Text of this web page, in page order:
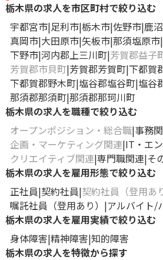
栃木県の求人を市区町村で絞り込む
宇都宮市 足利市 栃木市 佐野市 鹿
真岡市 大田原市 矢板市 那須塩原市
下野市 河内郡上三川町 芳賀郡益子
芳賀郡市貝町 芳賀郡芳賀町 下都賀
下都賀郡野木町 塩谷郡塩谷町 塩谷
那須郡那須町 那須郡那珂川町
栃木県の求人を職種で絞り込む
オープンポジション・総合職 事務
企画・マーケティング関連 IT・エ
クリエイティブ関連 専門職関連 そ
栃木県の求人を雇用形態で絞り込む
正社員 契約社員 契約社員（登用あ
嘱託社員（登用あり）
アルバイト/
栃木県の求人を雇用実績で絞り込む
身体障害 精神障害 知的障害
栃木県の求人を特徴から探す